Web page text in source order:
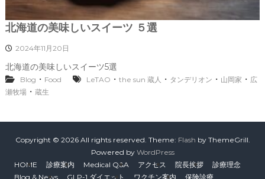
北海道の美味しいスイーツ ５選
2024年11月20日
北海道の美味しいスイーツ5選
Blog ・ Food LeTAO ・ the sun 蔵人 ・ タンデリオン ・ 山岡家 ・ 広
瀬牧場・ 蔵生
Copyright © 2026 All rights reserved. Theme: Flash by ThemeGrill.
Powered by WordPress
HOME
診療案内 Medical Q&A アクセス 院長挨拶
診療理念
Blog & News
GLP-1 ダイエット ワクチン案内 保険診療